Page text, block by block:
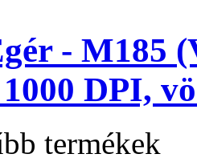
- M185
DPI,
termékek